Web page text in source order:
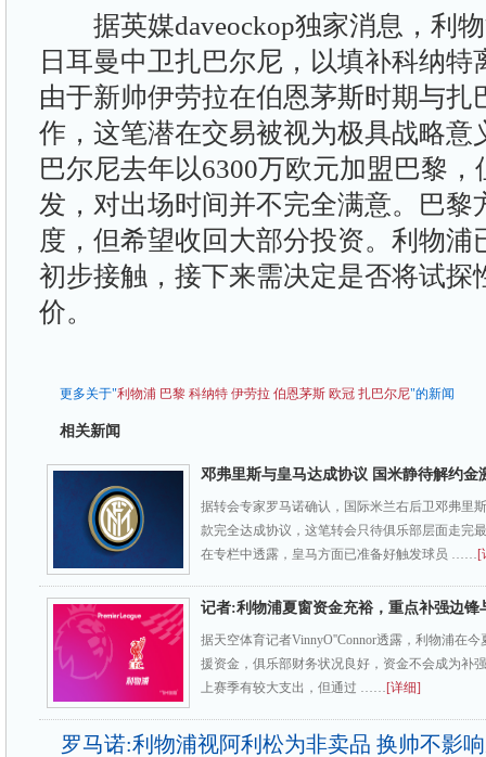
据英媒daveockop独家消息，利物
日耳曼中卫扎巴尔尼，以填补科纳特
由于新帅伊劳拉在伯恩茅斯时期与扎
作，这笔潜在交易被视为极具战略意
巴尔尼去年以6300万欧元加盟巴黎
发，对出场时间并不完全满意。巴黎
度，但希望收回大部分投资。利物浦
初步接触，接下来需决定是否将试探
价。
更多关于"利物浦 巴黎 科纳特 伊劳拉 伯恩茅斯 欧冠 扎巴尔尼"的新闻
相关新闻
邓弗里斯与皇马达成协议 国米静待解约金
据转会专家罗马诺确认，国际米兰右后卫邓弗里
款完全达成协议，这笔转会只待俱乐部层面走完
在专栏中透露，皇马方面已准备好触发球员 ……[
记者:利物浦夏窗资金充裕，重点补强边锋
据天空体育记者VinnyO''Connor透露，利物浦在
援资金，俱乐部财务状况良好，资金不会成为补
上赛季有较大支出，但通过 ……[详细]
罗马诺:利物浦视阿利松为非卖品 换帅不影